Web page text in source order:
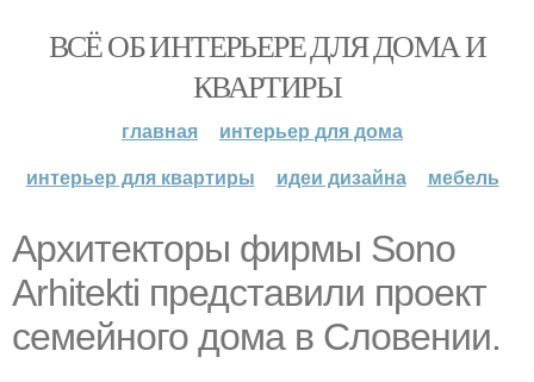
ВСЁ ОБ ИНТЕРЬЕРЕ ДЛЯ ДОМА И
КВАРТИРЫ
главная
интерьер для дома
интерьер для квартиры
идеи дизайна мебель
Архитекторы фирмы Sono
Arhitekti представили проект
семейного дома в Словении.